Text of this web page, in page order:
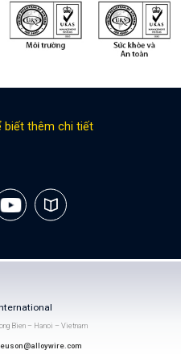
biết thêm chi tiết
Bien – Hanoi – Vietnam